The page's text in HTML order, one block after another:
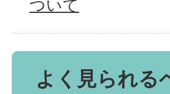
ついて
よく見られる